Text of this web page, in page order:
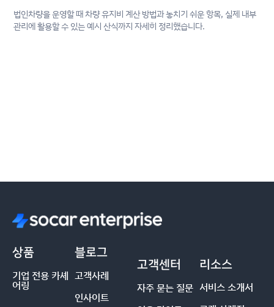
법인차량을 운영할 때 차량 유지비 계산 방법과 놓치기 쉬운 항목, 실제 내부
관리에 활용할 수 있는 예시 산식까지 자세히 정리했습니다.
상품
기업 전용 카셰
어링
블로그
고객사례
인사이트
고객센터
자주 묻는 질문
리소스
서비스 소개서